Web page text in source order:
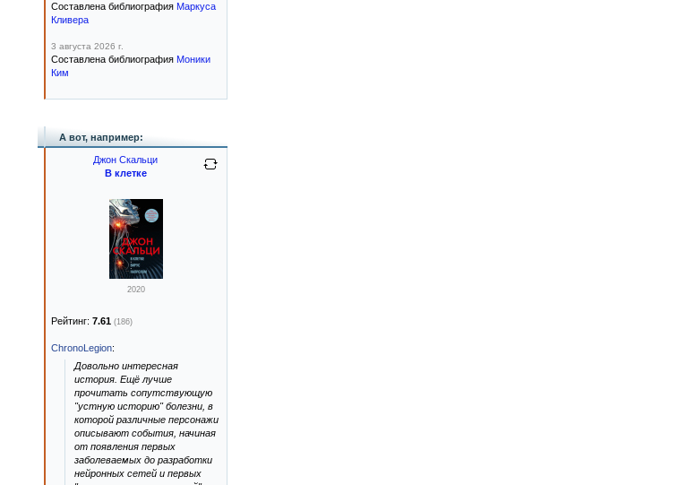
Составлена библиография Маркуса
Кливера
3 августа 2026 г.
Составлена библиография Моники
Ким
А вот, например:
Джон Скальци
В клетке
2020
Рейтинг: 7.61 (186)
ChronoLegion:
Довольно интересная
история. Ещё лучше
прочитать сопутствующую
"устную историю" болезни, в
которой различные персонажи
описывают события, начиная
от появления первых
заболеваемых до разработки
нейронных сетей и первых